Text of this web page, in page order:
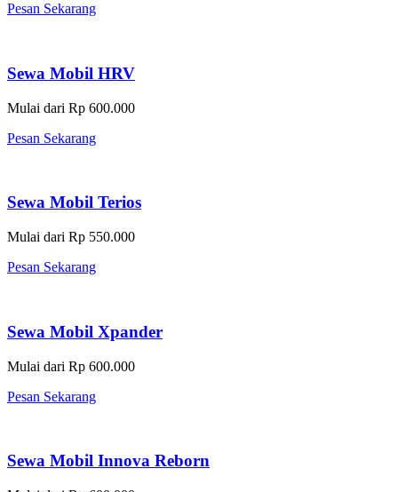
Pesan Sekarang
Sewa Mobil HRV
Mulai dari Rp 600.000
Pesan Sekarang
Sewa Mobil Terios
Mulai dari Rp 550.000
Pesan Sekarang
Sewa Mobil Xpander
Mulai dari Rp 600.000
Pesan Sekarang
Sewa Mobil Innova Reborn